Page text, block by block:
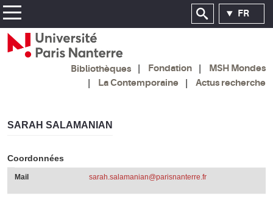
FR
Bibliothèques Fondation
MSH Mondes
La Contemporaine
Actus recherche
SARAH SALAMANIAN
Coordonnées
Mail sarah.salamanian@parisnanterre.fr